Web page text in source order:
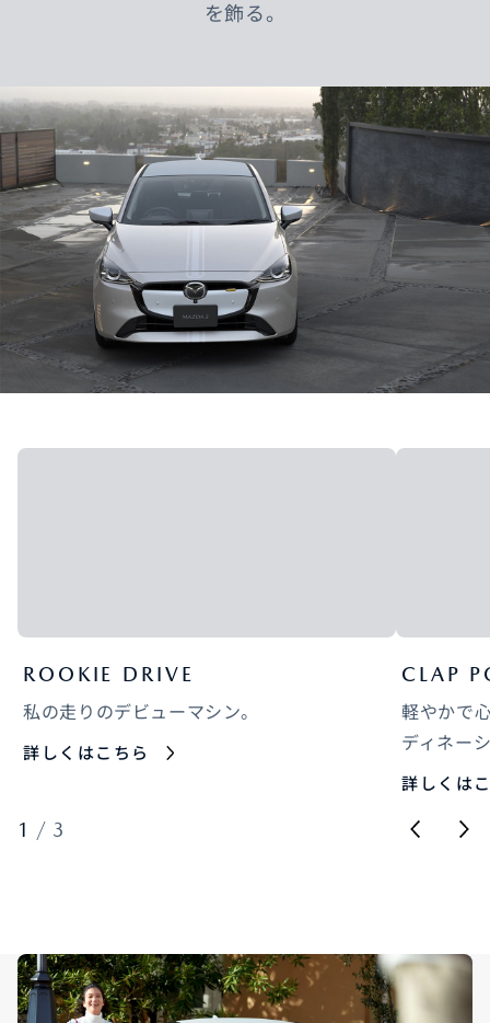
を飾る。
ROOKIE DRIVE
私の走りのデビューマシン。
詳しくはこちら
CLAP
軽やかで
ディネー
詳しくは
1 / 3